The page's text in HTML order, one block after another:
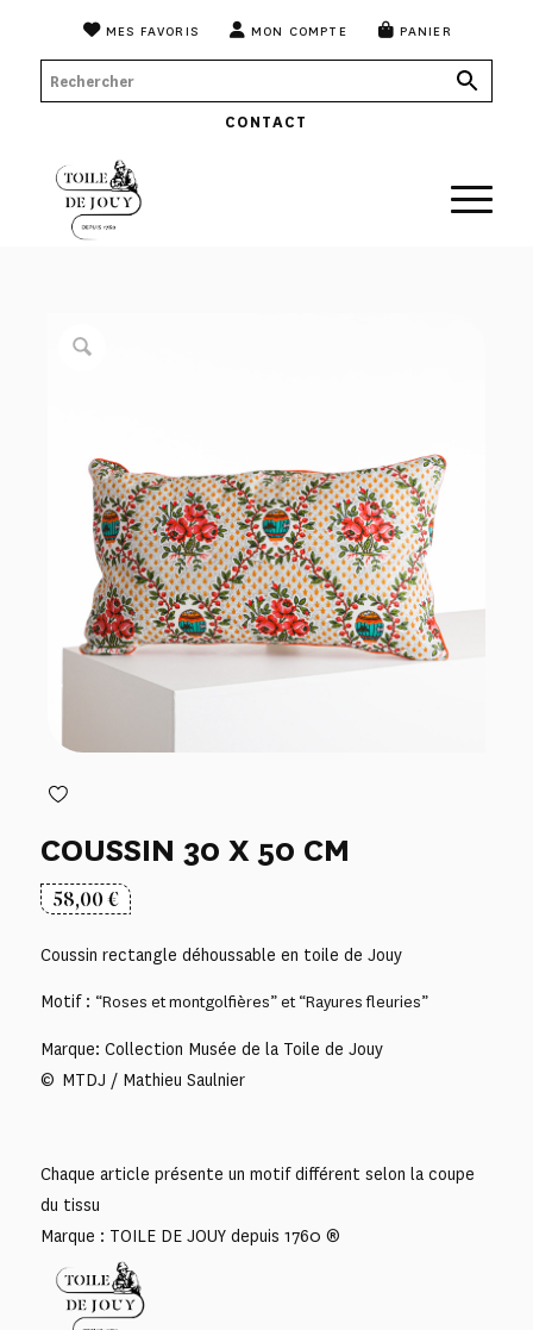
MES FAVORIS MON COMPTE PANIER
CONTACT
COUSSIN 30 X 50 CM
58,00€
Coussin rectangle déhoussable en toile de Jouy
Motif : “Roses et montgolfières” et “Rayures fleuries”
Marque: Collection Musée de la Toile de Jouy
© MTDJ / Mathieu Saulnier
Chaque article présente un motif différent selon la coupe
du tissu
Marque : TOILE DE JOUY depuis 1760 ®